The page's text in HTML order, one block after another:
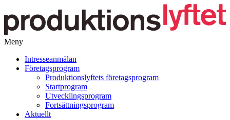
Meny
vidare
Intresseanmälan
Företagsprogram
Produktionslyftets företagsprogram
Startprogram
Utvecklingsprogram
Fortsättningsprogram
Aktuellt